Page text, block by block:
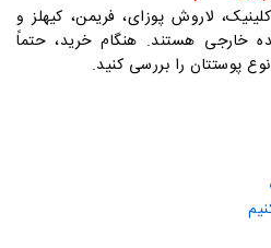
کلینیک، لاروش پوزای، فریمن، کیهلز و
خارجی هستند. هنگام خرید، حتماً
پوستتان را بررسی کنید.